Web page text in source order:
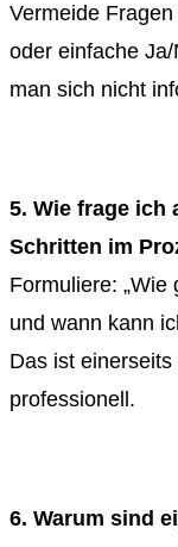
Vermeide
oder einfache
man sich nicht
5. Wie frage ich
Schritten im
Formuliere:
und wann kann
Das ist
professionell.
6. Warum sind